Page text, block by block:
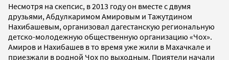
Несмотря на скепсис, в 2013 году он вместе с двумя
друзьями, Абдулкаримом Амировым и Тажутдином
Нахибашевым, организовал дагестанскую региональную
детско-молодежную общественную организацию «Чох».
Амиров и Нахибашев в то время уже жили в Махачкале и
приезжали в родной Чох по выходным. Приятели начали